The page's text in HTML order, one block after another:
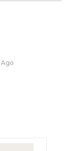
Ago